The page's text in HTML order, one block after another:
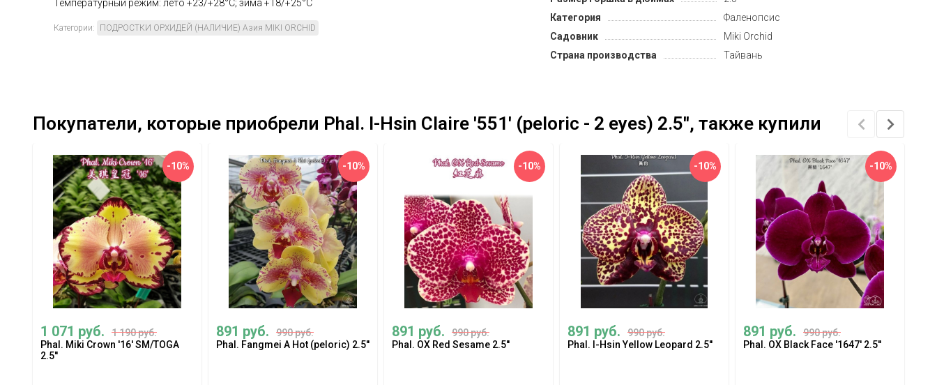
Температурный режим: лето +23/+28°С; зима +18/+25°С
Категории: ПОДРОСТКИ ОРХИДЕЙ (НАЛИЧИЕ) Азия MIKI ORCHID
Категория
Фаленопсис
Садовник
Miki Orchid
Страна производства
Тайвань
Покупатели, которые приобрели Phal. I-Hsin Claire '551' (peloric - 2 eyes) 2.5'', также купили
-10%
1 071 руб.
1 190 руб.
Phal. Miki Crown '16' SM/TOGA
2.5''
-10%
891 руб.
990 руб.
Phal. Fangmei A Hot (peloric) 2.5''
-10%
891 руб.
990 руб.
Phal. OX Red Sesame 2.5''
-10%
891 руб.
990 руб.
Phal. I-Hsin Yellow Leopard 2.5''
-10%
891 руб.
990 руб.
Phal. OX Black Face '1647' 2.5''